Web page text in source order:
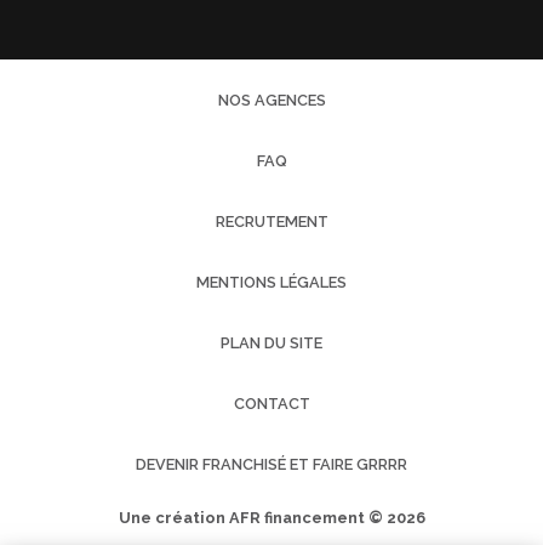
NOS AGENCES
FAQ
RECRUTEMENT
MENTIONS LÉGALES
PLAN DU SITE
CONTACT
DEVENIR FRANCHISÉ ET FAIRE GRRRR
Une création AFR financement © 2026